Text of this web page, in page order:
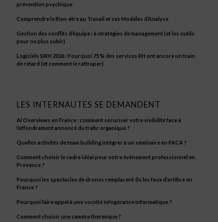
prévention psychique
Comprendre le Bien-être au Travail et ses Modèles d’Analyse
Gestion des conflits d’équipe : 6 stratégies de management (et les outils
pour ne plus subir)
Logiciels SIRH 2026 : Pourquoi 75 % des services RH ont encore un train
de retard (et comment le rattraper)
LES INTERNAUTES SE DEMANDENT
AI Overviews en France : comment sécuriser votre visibilité face à
l’effondrement annoncé du trafic organique ?
Quelles activités de team building intégrer à un séminaire en PACA ?
Comment choisir le cadre idéal pour votre événement professionnel en
Provence ?
Pourquoi les spectacles de drones remplacent-ils les feux d’artifice en
France ?
Pourquoi faire appel à une société infogérance informatique ?
Comment choisir une caméra thermique ?